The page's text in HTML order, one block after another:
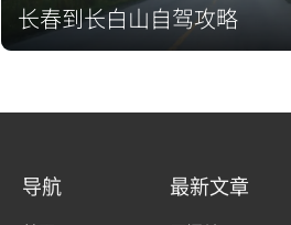
长春到长白山自驾攻略
导航 最新文章